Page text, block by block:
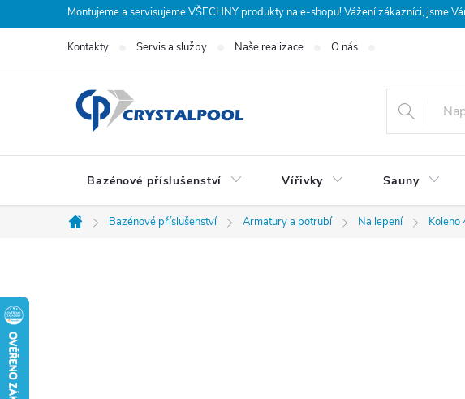
na
Montujeme a servisujeme VŠECHNY produkty na e-shopu! Vážení zákazníci, jsme
Kontakty Servis a služby Naše realizace O nás
Bazénové příslušenství Vířivky Sauny
Domů
Bazénové příslušenství Armatury a potrubí Na lepení Koleno